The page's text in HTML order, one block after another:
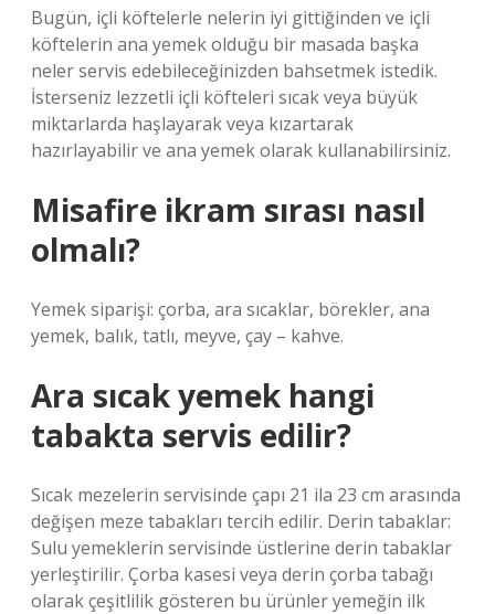
Bugün, içli köftelerle nelerin iyi gittiğinden ve içli
köftelerin ana yemek olduğu bir masada başka
neler servis edebileceğinizden bahsetmek istedik.
İsterseniz lezzetli içli köfteleri sıcak veya büyük
miktarlarda haşlayarak veya kızartarak
hazırlayabilir ve ana yemek olarak kullanabilirsiniz.
Misafire ikram sırası nasıl
olmalı?
Yemek siparişi: çorba, ara sıcaklar, börekler, ana
yemek, balık, tatlı, meyve, çay – kahve.
Ara sıcak yemek hangi
tabakta servis edilir?
Sıcak mezelerin servisinde çapı 21 ila 23 cm arasında
değişen meze tabakları tercih edilir. Derin tabaklar:
Sulu yemeklerin servisinde üstlerine derin tabaklar
yerleştirilir. Çorba kasesi veya derin çorba tabağı
olarak çeşitlilik gösteren bu ürünler yemeğin ilk